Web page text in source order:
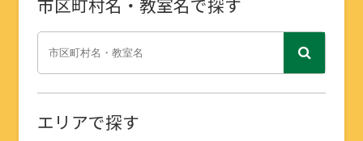
市区町村名・教室名で探す
エリアで探す